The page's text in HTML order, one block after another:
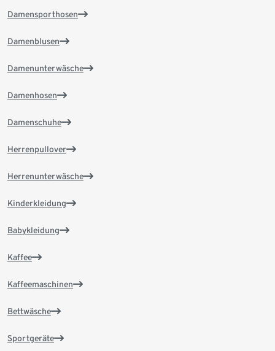
Damensporthosen
Damenblusen
Damenunterwäsche
Damenhosen
Damenschuhe
Herrenpullover
Herrenunterwäsche
Kinderkleidung
Babykleidung
Kaffee
Kaffeemaschinen
Bettwäsche
Sportgeräte